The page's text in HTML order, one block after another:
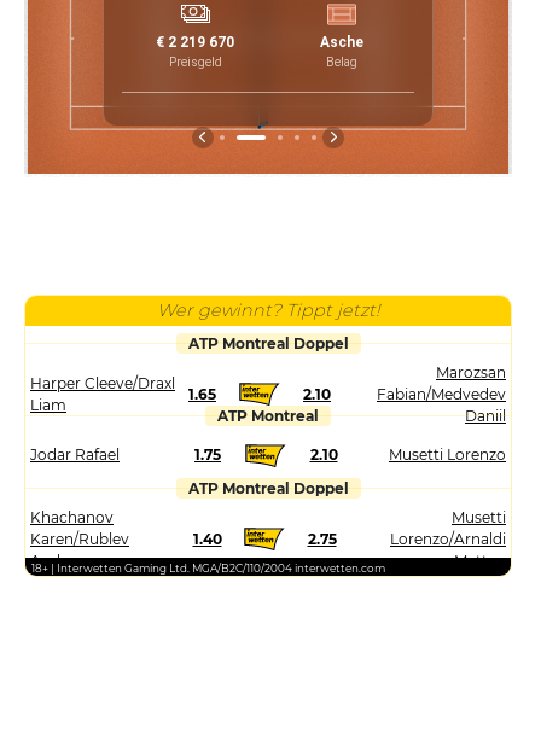
€ 2 219 670
Preisgeld
Asche
Belag
Wer gewinnt? Tippt jetzt!
ATP Montreal Doppel
Harper Cleeve/Draxl
Liam
1.65 2.10
Marozsan
Fabian/Medvedev
Daniil
ATP Montreal
Jodar Rafael 1.75 2.10
Musetti Lorenzo
ATP Montreal Doppel
Khachanov
Karen/Rublev
Andrey
1.40 2.75
Musetti
Lorenzo/Arnaldi
Matteo
18+ | Interwetten Gaming Ltd. MGA/B2C/110/2004 interwetten.com